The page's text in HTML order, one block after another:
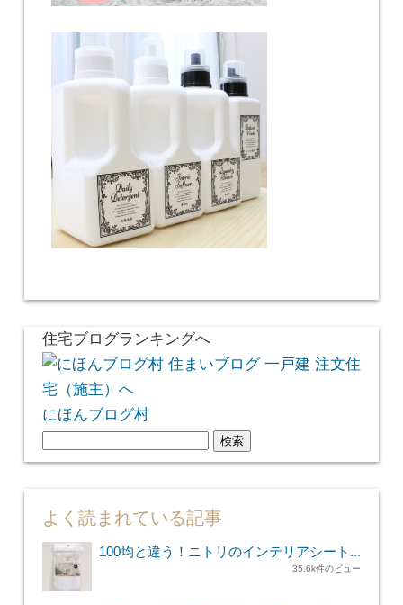
住宅ブログランキングへ
にほんブログ村
索:
よく読まれている記事
100均と違う！ニトリのインテリアシート...
35.6k件のビュー